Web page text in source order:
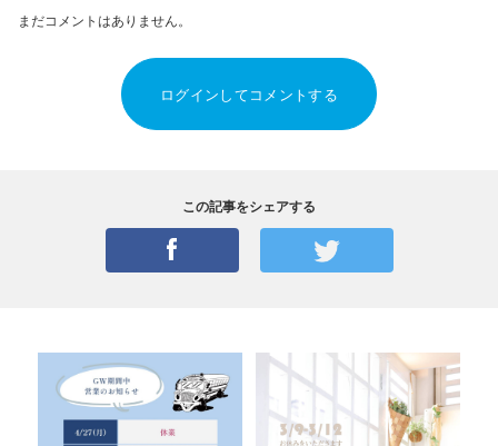
まだコメントはありません。
ログインしてコメントする
この記事をシェアする